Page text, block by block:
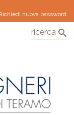
nuova password
ricerca